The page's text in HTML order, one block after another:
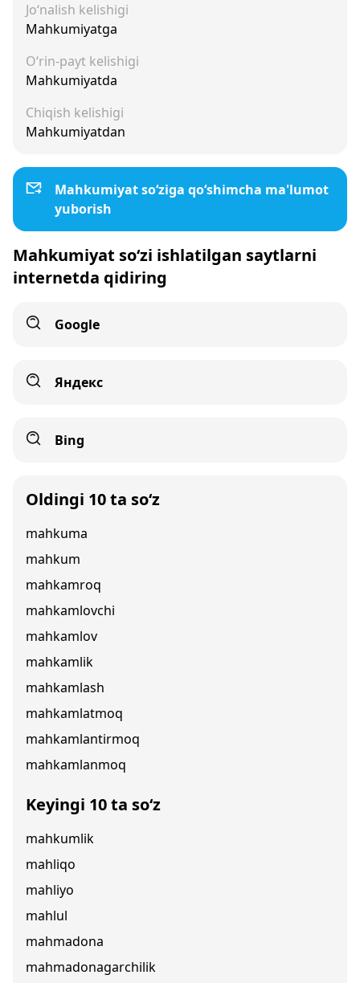
Jo‘nalish kelishigi
Mahkumiyatga
O‘rin-payt kelishigi
Mahkumiyatda
Chiqish kelishigi
Mahkumiyatdan
Mahkumiyat so‘ziga qo‘shimcha ma'lumot
yuborish
Mahkumiyat so‘zi ishlatilgan saytlarni
internetda qidiring
Google
Яндекс
Bing
Oldingi 10 ta so‘z
mahkuma
mahkum
mahkamroq
mahkamlovchi
mahkamlov
mahkamlik
mahkamlash
mahkamlatmoq
mahkamlantirmoq
mahkamlanmoq
Keyingi 10 ta so‘z
mahkumlik
mahliqo
mahliyo
mahlul
mahmadona
mahmadonagarchilik